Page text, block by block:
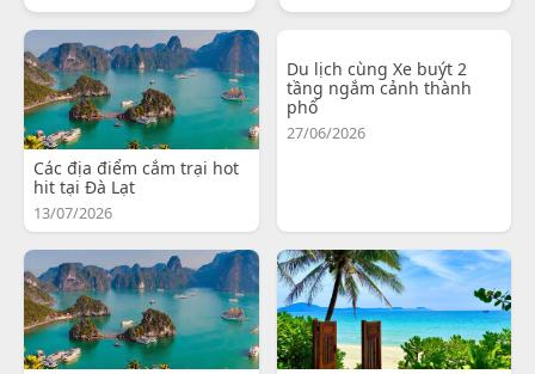
Các địa điểm cắm trại hot
hit tại Đà Lạt
13/07/2026
Du lịch cùng Xe buýt 2
tầng ngắm cảnh thành
phố
27/06/2026